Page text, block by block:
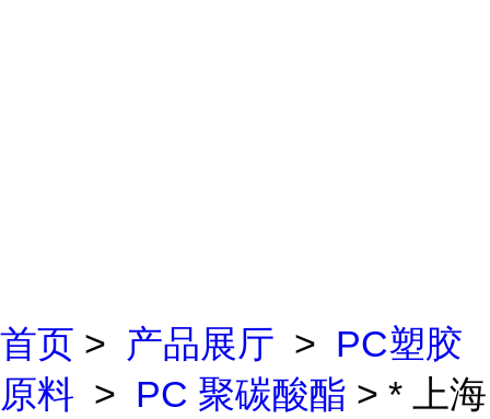
首页 > 产品展厅 > PC塑胶
原料 > PC 聚碳酸酯 > * 上海